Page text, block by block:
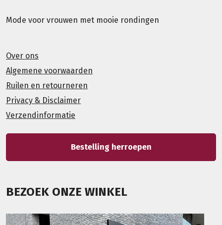
Mode voor vrouwen met mooie rondingen
Over ons
Algemene voorwaarden
Ruilen en retourneren
Privacy & Disclaimer
Verzendinformatie
Bestelling herroepen
BEZOEK ONZE WINKEL